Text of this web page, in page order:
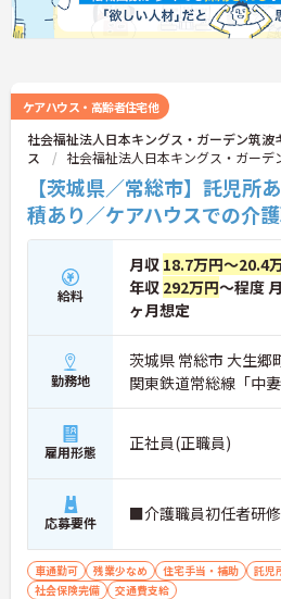
ケアハウス・高齢者住宅他
社会福祉法人日本キングス・ガーデン筑
ス
社会福祉法人日本キングス・ガーデ
【茨城県／常総市】託児所
積あり／ケアハウスでの介
給料
月収 18.7万円～20.4
年収 292万円～程度
ヶ月想定
勤務地
茨城県 常総市 大生郷
関東鉄道常総線「中
雇用形態 正社員(正職員)
応募要件 ■介護職員初任者研
車通勤可 残業少なめ 住宅手当・補助 託児
社会保険完備
交通費支給